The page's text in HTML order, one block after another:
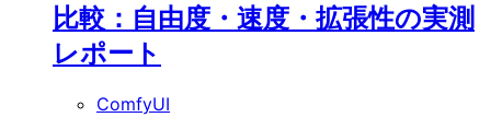
比較：自由度・速度・拡張性の実測
レポート
ComfyUI